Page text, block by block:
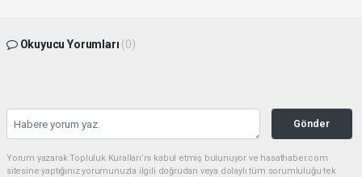
Okuyucu Yorumları (0)
Gönder
Yorum yazarak Topluluk Kuralları’nı kabul etmiş bulunuyor ve hasathaber.com
sitesine yaptığınız yorumunuzla ilgili doğrudan veya dolaylı tüm sorumluluğu tek